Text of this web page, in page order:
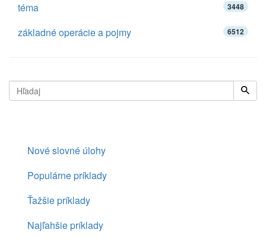
téma 3448
základné operácie a pojmy 6512
Nové slovné úlohy
Populárne príklady
Ťažšie príklady
Najľahšie príklady